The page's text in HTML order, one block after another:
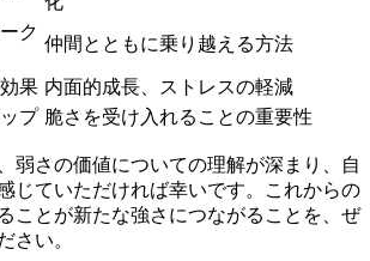
ク
仲間とともに乗り越える方法
果 内面的成長、ストレスの軽減
プ 脆さを受け入れることの重要性
弱さの価値についての理解が深まり、自
じていただければ幸いです。これからの
ことが新たな強さにつながることを、ぜ
さい。